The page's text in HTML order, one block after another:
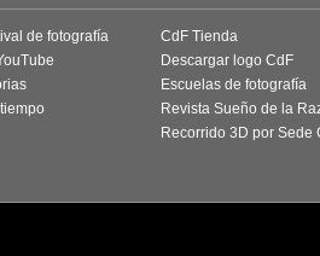
de fotografía
CdF Tienda
Descargar logo CdF
Escuelas de fotografía
Revista Sueño de la
Recorrido 3D por Sede